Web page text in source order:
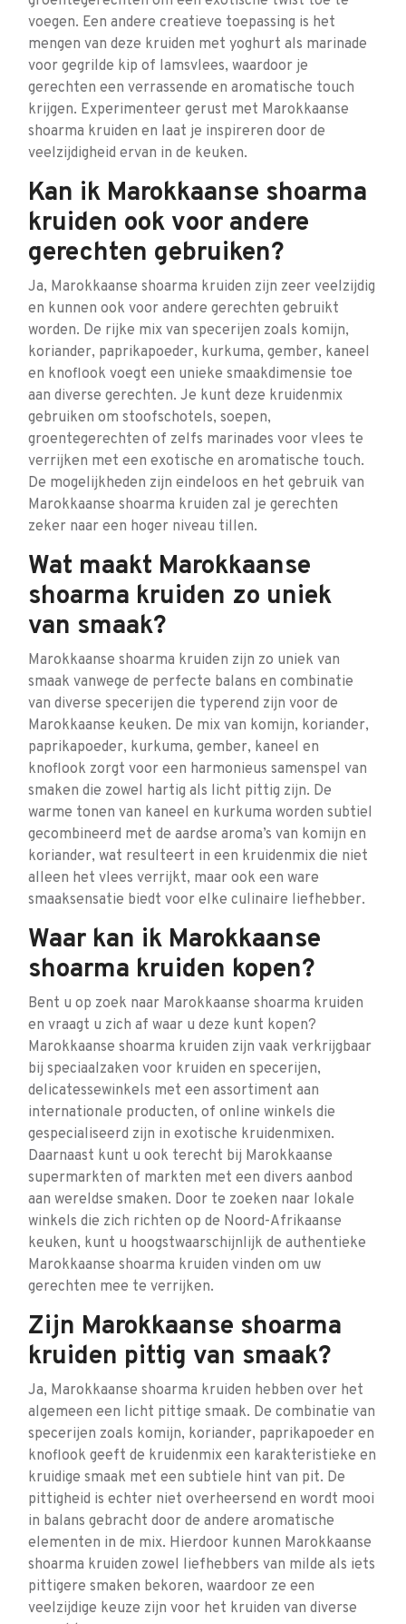
voegen. Een andere creatieve toepassing is het
mengen van deze kruiden met yoghurt als marinade
voor gegrilde kip of lamsvlees, waardoor je
gerechten een verrassende en aromatische touch
krijgen. Experimenteer gerust met Marokkaanse
shoarma kruiden en laat je inspireren door de
veelzijdigheid ervan in de keuken.
Kan ik Marokkaanse shoarma
kruiden ook voor andere
gerechten gebruiken?
Ja, Marokkaanse shoarma kruiden zijn zeer veelzijdig
en kunnen ook voor andere gerechten gebruikt
worden. De rijke mix van specerijen zoals komijn,
koriander, paprikapoeder, kurkuma, gember, kaneel
en knoflook voegt een unieke smaakdimensie toe
aan diverse gerechten. Je kunt deze kruidenmix
gebruiken om stoofschotels, soepen,
groentegerechten of zelfs marinades voor vlees te
verrijken met een exotische en aromatische touch.
De mogelijkheden zijn eindeloos en het gebruik van
Marokkaanse shoarma kruiden zal je gerechten
zeker naar een hoger niveau tillen.
Wat maakt Marokkaanse
shoarma kruiden zo uniek
van smaak?
Marokkaanse shoarma kruiden zijn zo uniek van
smaak vanwege de perfecte balans en combinatie
van diverse specerijen die typerend zijn voor de
Marokkaanse keuken. De mix van komijn, koriander,
paprikapoeder, kurkuma, gember, kaneel en
knoflook zorgt voor een harmonieus samenspel van
smaken die zowel hartig als licht pittig zijn. De
warme tonen van kaneel en kurkuma worden subtiel
gecombineerd met de aardse aroma’s van komijn en
koriander, wat resulteert in een kruidenmix die niet
alleen het vlees verrijkt, maar ook een ware
smaaksensatie biedt voor elke culinaire liefhebber.
Waar kan ik Marokkaanse
shoarma kruiden kopen?
Bent u op zoek naar Marokkaanse shoarma kruiden
en vraagt u zich af waar u deze kunt kopen?
Marokkaanse shoarma kruiden zijn vaak verkrijgbaar
bij speciaalzaken voor kruiden en specerijen,
delicatessewinkels met een assortiment aan
internationale producten, of online winkels die
gespecialiseerd zijn in exotische kruidenmixen.
Daarnaast kunt u ook terecht bij Marokkaanse
supermarkten of markten met een divers aanbod
aan wereldse smaken. Door te zoeken naar lokale
winkels die zich richten op de Noord-Afrikaanse
keuken, kunt u hoogstwaarschijnlijk de authentieke
Marokkaanse shoarma kruiden vinden om uw
gerechten mee te verrijken.
Zijn Marokkaanse shoarma
kruiden pittig van smaak?
Ja, Marokkaanse shoarma kruiden hebben over het
algemeen een licht pittige smaak. De combinatie van
specerijen zoals komijn, koriander, paprikapoeder en
knoflook geeft de kruidenmix een karakteristieke en
kruidige smaak met een subtiele hint van pit. De
pittigheid is echter niet overheersend en wordt mooi
in balans gebracht door de andere aromatische
elementen in de mix. Hierdoor kunnen Marokkaanse
shoarma kruiden zowel liefhebbers van milde als iets
pittigere smaken bekoren, waardoor ze een
veelzijdige keuze zijn voor het kruiden van diverse